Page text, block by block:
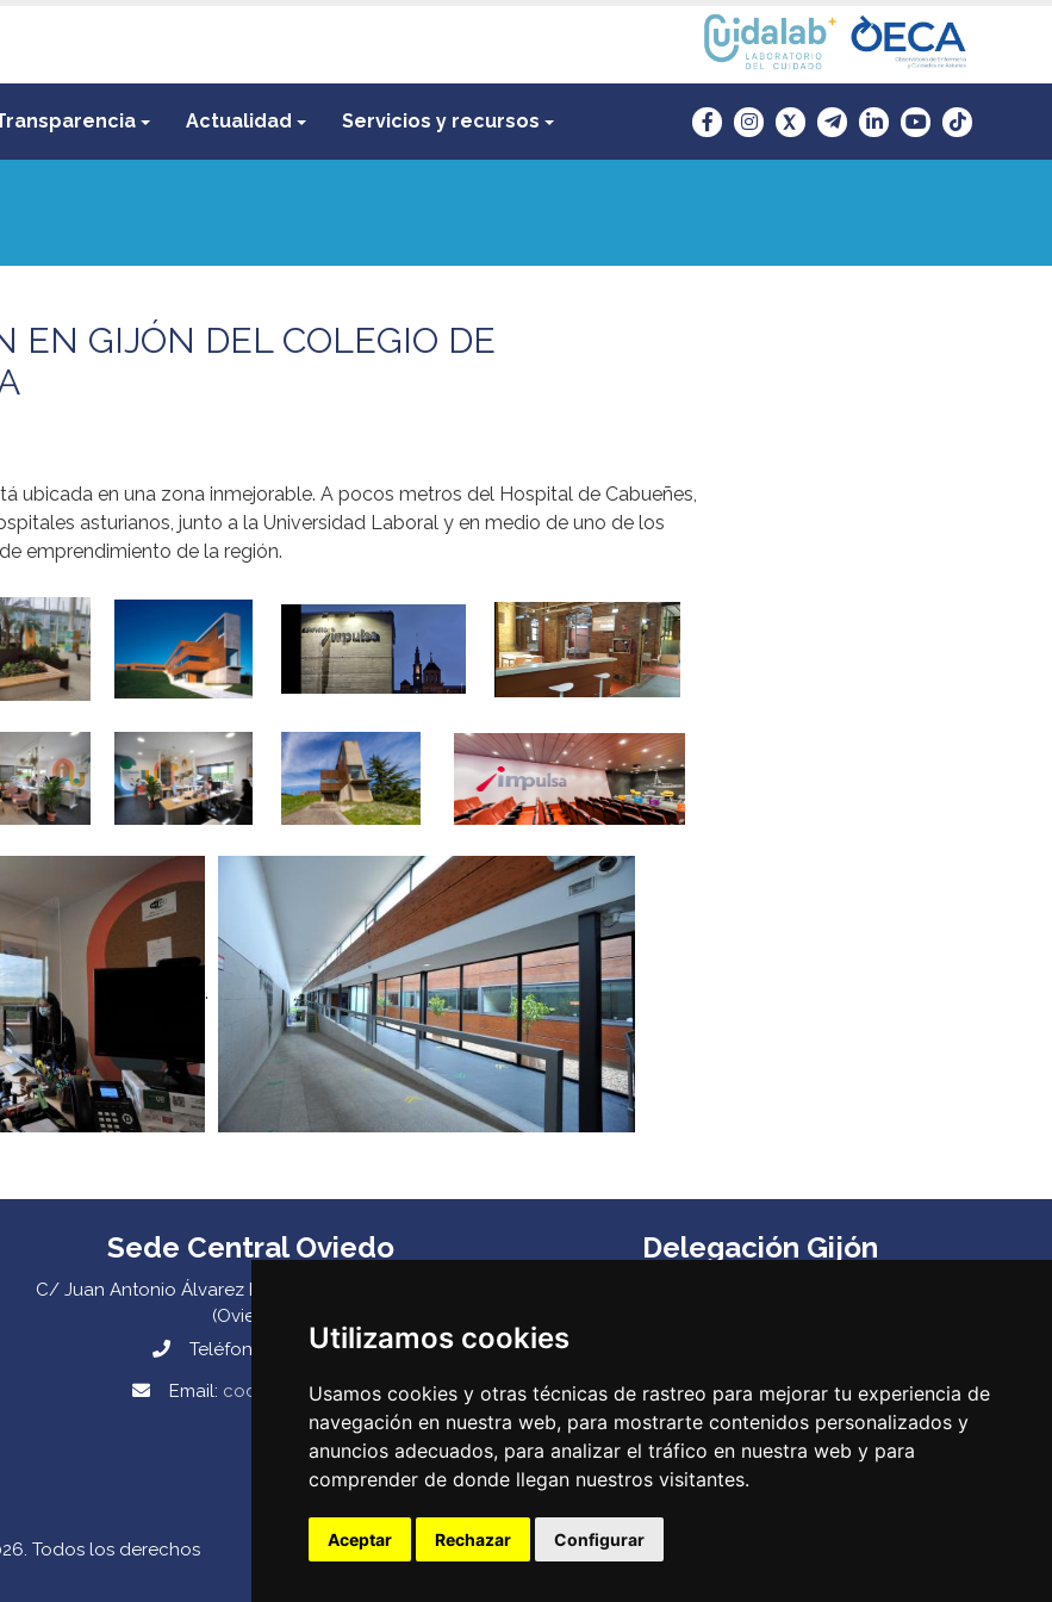
Utilizamos cookies
Usamos cookies y otras técnicas de rastreo para mejorar tu experiencia de
navegación en nuestra web, para mostrarte contenidos personalizados y
anuncios adecuados, para analizar el tráfico en nuestra web y para
comprender de donde llegan nuestros visitantes.
Aceptar Rechazar Configurar
Actualidad Servicios y recursos
EN GIJÓN DEL COLEGIO DE
ubicada en una zona inmejorable. A pocos metros del Hospital de Cabueñes,
asturianos, junto a la Universidad Laboral y en medio de uno de los
emprendimiento de la región.
.
Sede Central Oviedo
C/ Juan Antonio Álvarez Rabanal 7, bajo. C.P. 33011
(Oviedo) ‌
Teléfono:
985 23 25 52‌
Email: codepa@codepa.es
Delegación Gijón
Email:codepa@codepa.es
Todos los derechos
Canal de denuncias::Política de Pago por TPV